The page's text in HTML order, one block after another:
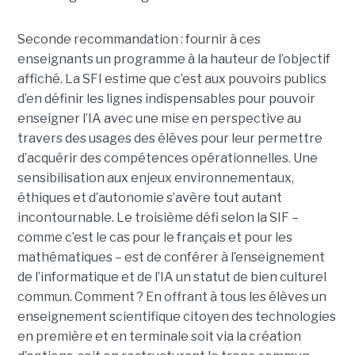
Seconde recommandation : fournir à ces
enseignants un programme à la hauteur de l’objectif
affiché. La SFI estime que c’est aux pouvoirs publics
d’en définir les lignes indispensables pour pouvoir
enseigner l’IA avec une mise en perspective au
travers des usages des élèves pour leur permettre
d’acquérir des compétences opérationnelles. Une
sensibilisation aux enjeux environnementaux,
éthiques et d’autonomie s’avère tout autant
incontournable. Le troisième défi selon la SIF –
comme c’est le cas pour le français et pour les
mathématiques – est de conférer à l’enseignement
de l’informatique et de l’IA un statut de bien culturel
commun. Comment ? En offrant à tous les élèves un
enseignement scientifique citoyen des technologies
en première et en terminale soit via la création